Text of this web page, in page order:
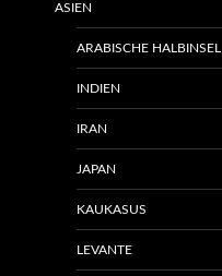
ASIEN
ARABISCHE HALBINSEL
INDIEN
IRAN
JAPAN
KAUKASUS
LEVANTE